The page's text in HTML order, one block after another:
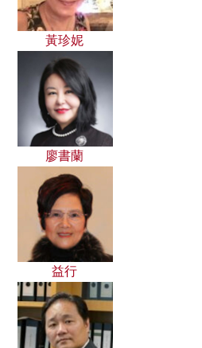
黃珍妮
廖書蘭
益行